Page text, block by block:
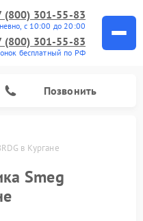
(800) 301-55-83
с 10:00 до 20:00
(800) 301-55-83
бесплатный по РФ
Позвонить
в Кургане
Smeg